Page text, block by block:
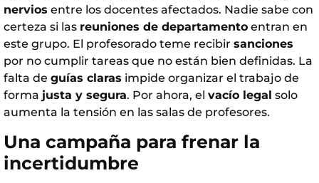
nervios entre los docentes afectados. Nadie sabe con
certeza si las reuniones de departamento entran en
este grupo. El profesorado teme recibir sanciones
por no cumplir tareas que no están bien definidas. La
falta de guías claras impide organizar el trabajo de
forma justa y segura. Por ahora, el vacío legal solo
aumenta la tensión en las salas de profesores.
Una campaña para frenar la
incertidumbre